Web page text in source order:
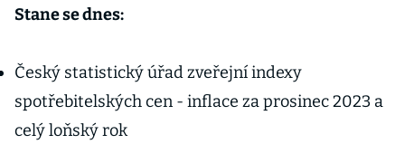
Stane se dnes:
Český statistický úřad zveřejní indexy
spotřebitelských cen - inflace za prosinec 2023 a
celý loňský rok